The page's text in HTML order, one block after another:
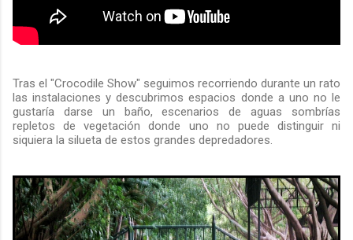
Tras el "Crocodile Show" seguimos recorriendo durante un rato
las instalaciones y descubrimos espacios donde a uno no le
gustaría darse un baño, escenarios de aguas sombrías
repletos de vegetación donde uno no puede distinguir ni
siquiera la silueta de estos grandes depredadores.